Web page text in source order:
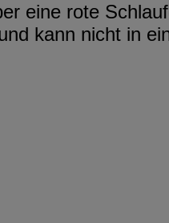
eine rote
kann nicht in